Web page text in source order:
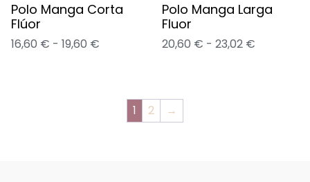
Polo Manga Corta
Flúor
16,60 € - 19,60 €
Polo Manga Larga
Fluor
20,60 € - 23,02 €
1 2 →